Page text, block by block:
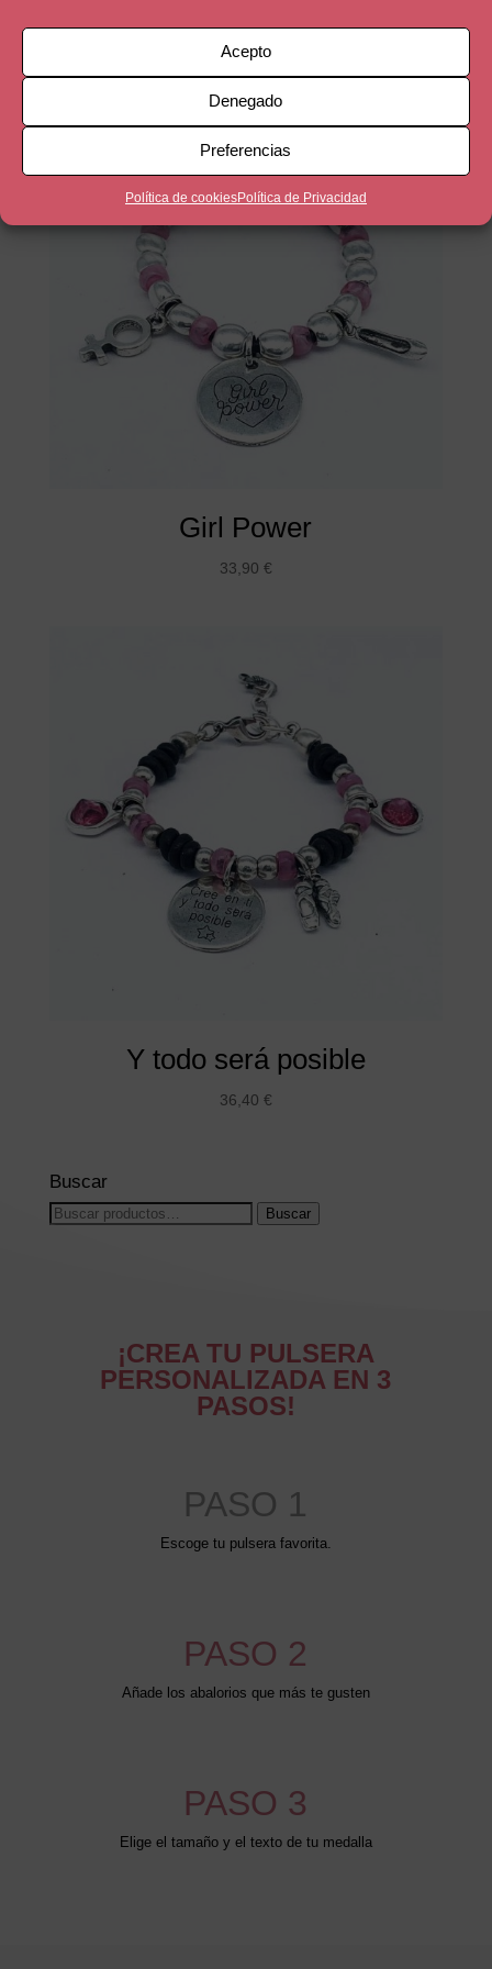
Acepto
Denegado
Preferencias
Política de cookiesPolítica de Privacidad
Girl Power
33,90 €
Y todo será posible
36,40 €
Buscar
Buscar
Buscar
¡CREA TU PULSERA
PERSONALIZADA EN 3
PASOS!
PASO 1
Escoge tu pulsera favorita.
PASO 2
Añade los abalorios que más te gusten
PASO 3
Elige el tamaño y el texto de tu medalla